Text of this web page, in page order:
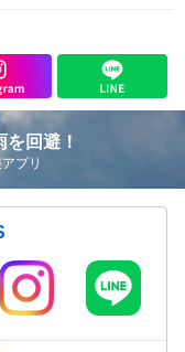
回避！
プリ